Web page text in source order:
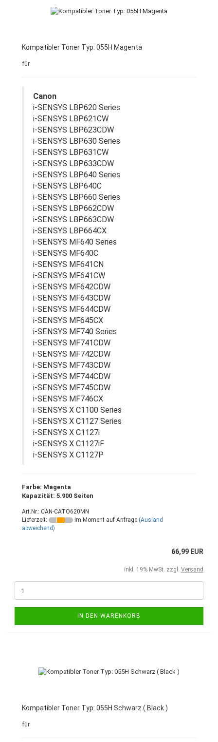
Kompatibler Toner Typ: 055H Magenta
für
Canon
i-SENSYS LBP620 Series
i-SENSYS LBP621CW
i-SENSYS LBP623CDW
i-SENSYS LBP630 Series
i-SENSYS LBP631CW
i-SENSYS LBP633CDW
i-SENSYS LBP640 Series
i-SENSYS LBP640C
i-SENSYS LBP660 Series
i-SENSYS LBP662CDW
i-SENSYS LBP663CDW
i-SENSYS LBP664CX
i-SENSYS MF640 Series
i-SENSYS MF640C
i-SENSYS MF641CN
i-SENSYS MF641CW
i-SENSYS MF642CDW
i-SENSYS MF643CDW
i-SENSYS MF644CDW
i-SENSYS MF645CX
i-SENSYS MF740 Series
i-SENSYS MF741CDW
i-SENSYS MF742CDW
i-SENSYS MF743CDW
i-SENSYS MF744CDW
i-SENSYS MF745CDW
i-SENSYS MF746CX
i-SENSYS X C1100 Series
i-SENSYS X C1127 Series
i-SENSYS X C1127i
i-SENSYS X C1127iF
i-SENSYS X C1127P
Farbe: Magenta
Kapazität: 5.900 Seiten
Art.Nr.: CAN-CATO620MN
Lieferzeit:
Im Moment auf Anfrage (Ausland
abweichend)
66,99 EUR
inkl. 19% MwSt. zzgl. Versand
IN DEN WARENKORB
Kompatibler Toner Typ: 055H Schwarz ( Black )
für